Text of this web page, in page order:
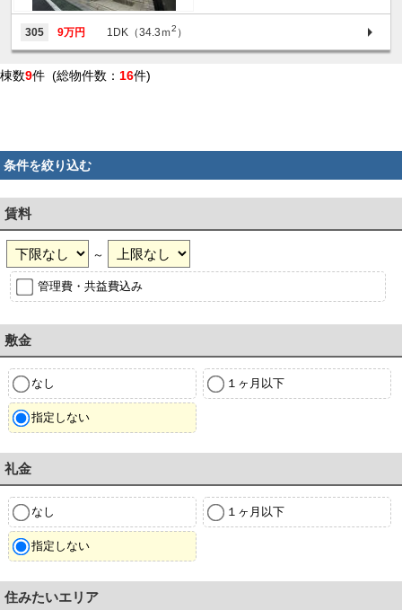
305 9万円 1DK（34.3ｍ2 ）
棟数9件 (総物件数： 16件)
条件を絞り込む
賃料
～
管理費・共益費込み
敷金
なし １ヶ月以下
指定しない
礼金
なし １ヶ月以下
指定しない
住みたいエリア